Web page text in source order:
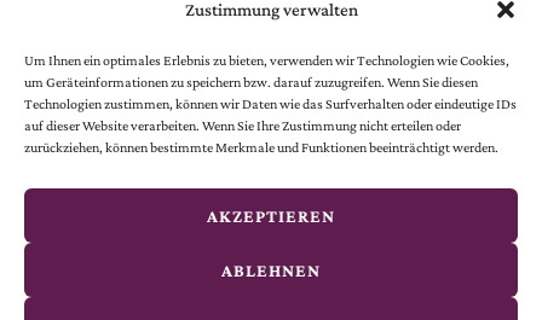
Zustimmung verwalten
Um Ihnen ein optimales Erlebnis zu bieten, verwenden wir Technologien wie Cookies,
um Geräteinformationen zu speichern bzw. darauf zuzugreifen. Wenn Sie diesen
Technologien zustimmen, können wir Daten wie das Surfverhalten oder eindeutige IDs
auf dieser Website verarbeiten. Wenn Sie Ihre Zustimmung nicht erteilen oder
zurückziehen, können bestimmte Merkmale und Funktionen beeinträchtigt werden.
AKZEPTIEREN
ABLEHNEN
© 2024 Österreichische Gesellschaft vom Goldenen Kreuze.
Alle Rechte vorbehalten.